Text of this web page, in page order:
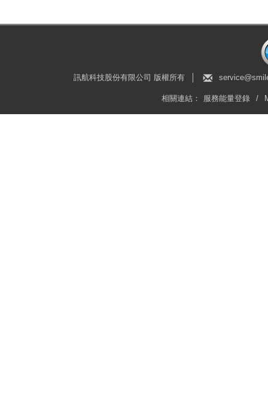
訊航科技股份有限公司 版權所有
/
服務能量登錄
相關連結：